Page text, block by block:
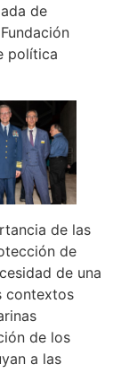
de
política
de las
de
de una
contextos
de los
a las